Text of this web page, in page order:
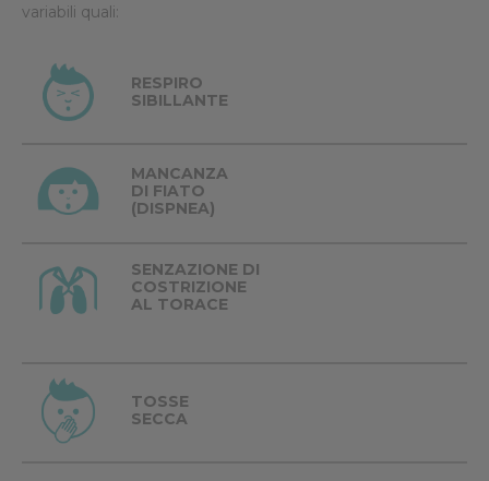
variabili quali:
RESPIRO
SIBILLANTE
MANCANZA
DI FIATO
(DISPNEA)
SENZAZIONE DI
COSTRIZIONE
AL TORACE
TOSSE
SECCA